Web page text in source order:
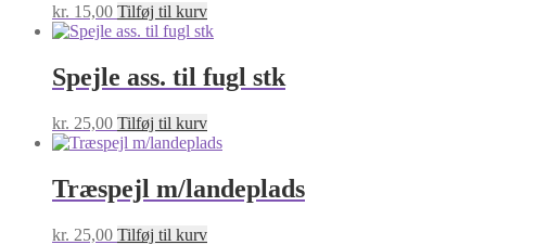
kr. 15,00 Tilføj til kurv
Spejle ass. til fugl stk
kr. 25,00 Tilføj til kurv
Træspejl m/landeplads
kr. 25,00 Tilføj til kurv